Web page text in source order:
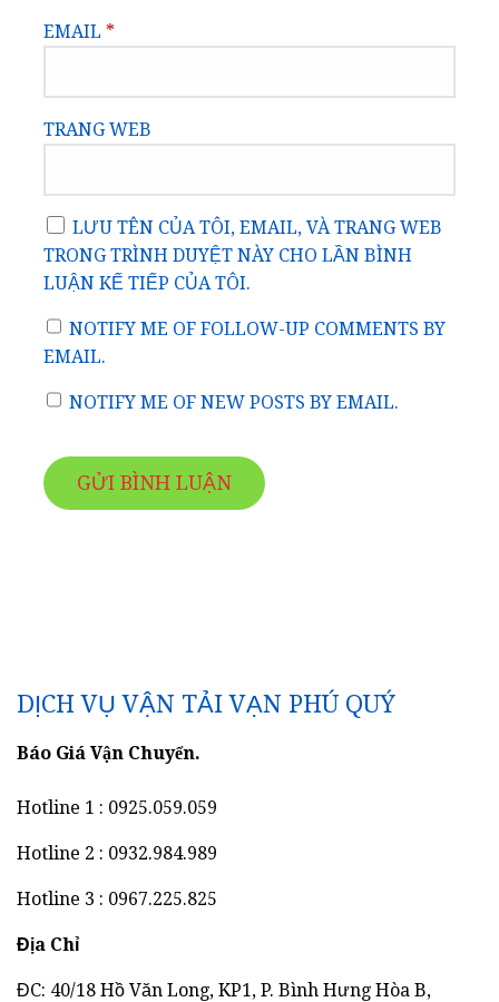
EMAIL *
TRANG WEB
LƯU TÊN CỦA TÔI, EMAIL, VÀ TRANG WEB
TRONG TRÌNH DUYỆT NÀY CHO LẦN BÌNH
LUẬN KẾ TIẾP CỦA TÔI.
NOTIFY ME OF FOLLOW-UP COMMENTS BY
EMAIL.
NOTIFY ME OF NEW POSTS BY EMAIL.
DỊCH VỤ VẬN TẢI VẠN PHÚ QUÝ
Báo Giá Vận Chuyển.
Hotline 1 : 0925.059.059
Hotline 2 : 0932.984.989
Hotline 3 : 0967.225.825
Địa Chỉ
ĐC: 40/18 Hồ Văn Long, KP1, P. Bình Hưng Hòa B,